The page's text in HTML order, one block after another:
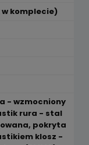
w komplecie)
- wzmocniony
rura - stal
pokryta
klosz -